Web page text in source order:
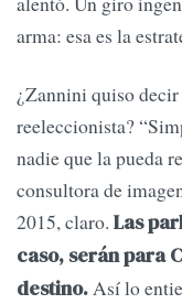
arma: esa es la
¿Zannini quiso decir
reeleccionista?
nadie que la pueda
consultora de
2015, claro. Las
caso, serán para
destino.Así lo